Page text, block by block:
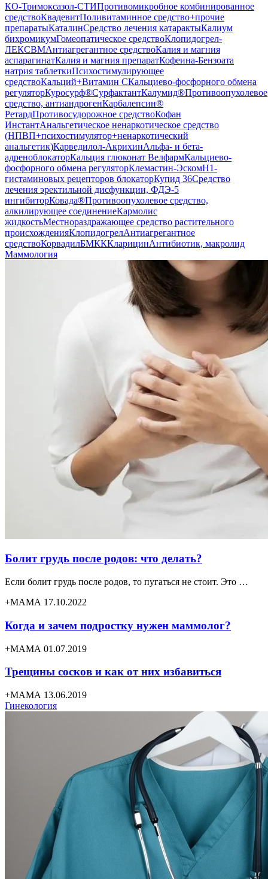
КО-Тримоксазол-СТИПротивомикробное комбинированное
средствоКвадевитПоливитаминное средство+прочие
препаратыКаталинСредство лечения катарактыКалиум
бихромикумГомеопатическое средствоКлопидогрел-
ЛЕКСВМАнтиагрегантное средствоКалия и магния
аспарагинатКалия и магния препаратКофеина-Бензоата
натрия таблеткиПсихостимулирующее
средствоКальций+Витамин CКальциево-фосфорного обмена
регуляторКуросурф®СурфактантКалумид®Противоопухолевое
средство, антиандрогенКарбалепсин®
РетардПротивосудорожное средствоКофан
ИнстантАнальгетическое ненаркотическое средство
(НПВП+психостимулятор+ненаркотический
анальгетик)Карведилол-АкрихинАльфа- и бета-
адреноблокаторКальция глюконат ВелфармКальциево-
фосфорного обмена регуляторКлемастин-ЭскомH1-
гистаминовых рецепторов блокаторКупид 36Средство
лечения эректильной дисфункции, ФДЭ-5
ингибиторКовада®Противоопухолевое средство,
алкилирующее соединениеКармолис
жидкостьМестнораздражающее средство растительного
происхожденияКлопидогрелАнтиагрегантное
средствоКорвадилБМКККларицинАнтибиотик, макролид
Маммология
Болит грудь после родов: что делать?
Если болит грудь после родов, то пугаться не стоит. Это …
+МАМА 17.10.2022
Когда и зачем подростку нужен маммолог?
+МАМА 01.07.2019
Трещины сосков и как от них избавиться
+МАМА 13.06.2019
Гинекология